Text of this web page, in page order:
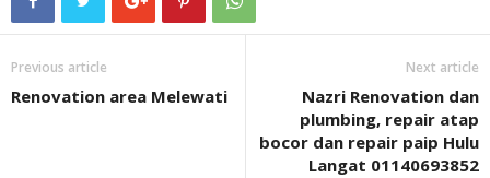
Previous article
Renovation area Melewati
Next article
Nazri Renovation dan
plumbing, repair atap
bocor dan repair paip Hulu
Langat 01140693852